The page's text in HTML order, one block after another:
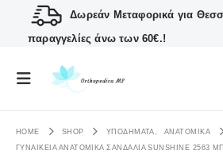
Δωρεάν Μεταφορικά για
παραγγελίες άνω των 60€.!
HOME SHOP ΥΠΟΔΗΜΑΤΑ,
ΑΝΑΤΟΜΙΚΆ
ΓΥΝΑΙΚΕΊΑ ΑΝΑΤΟΜΙΚΆ ΣΑΝΔΆΛΙΑ SUNSHINE 2563